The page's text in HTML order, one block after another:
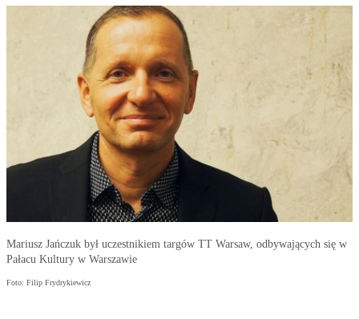
Mariusz Jańczuk był uczestnikiem targów TT Warsaw, odbywających się w
Pałacu Kultury w Warszawie
Foto: Filip Frydrykiewicz